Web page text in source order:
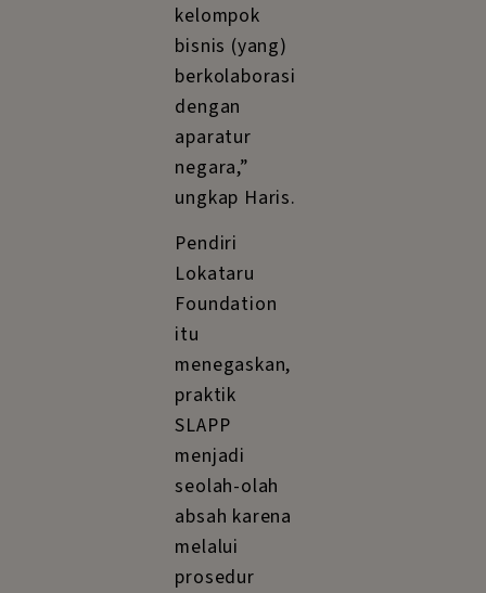
kelompok
bisnis (yang)
berkolaborasi
dengan
aparatur
negara,”
ungkap Haris.
Pendiri
Lokataru
Foundation
itu
menegaskan,
praktik
SLAPP
menjadi
seolah-olah
absah karena
melalui
prosedur